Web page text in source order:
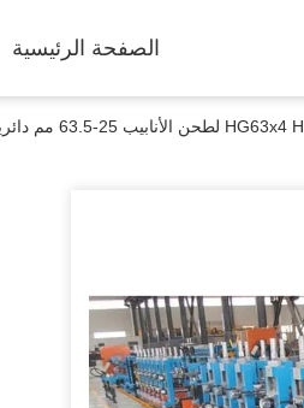
الصفحة الرئيسية